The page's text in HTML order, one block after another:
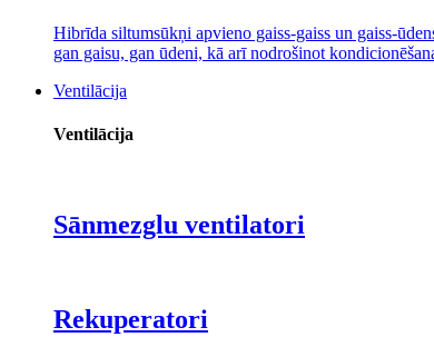
Hibrīda siltumsūkņi apvieno gaiss-gaiss un gaiss-
gan gaisu, gan ūdeni, kā arī nodrošinot
Ventilācija
Ventilācija
Sānmezglu ventilatori
Rekuperatori